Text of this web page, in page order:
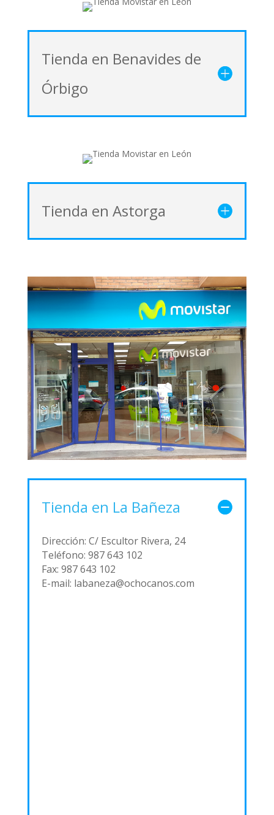
Tienda en Benavides de
Órbigo
Tienda en Astorga
Tienda en La Bañeza
Dirección: C/ Escultor Rivera, 24
Teléfono: 987 643 102
Fax: 987 643 102
E-mail: labaneza@ochocanos.com